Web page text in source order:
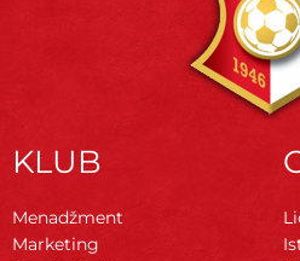
KLUB
Menadžment
Marketing